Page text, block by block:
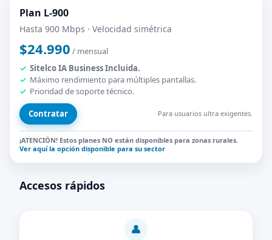
Plan L-900
Hasta 900 Mbps · Velocidad simétrica
$24.990 / mensual
Sitelco IA Business Incluida.
Máximo rendimiento para múltiples pantallas.
Prioridad de soporte técnico.
Contratar Para usuarios ultra exigentes.
¡ATENCIÓN! Estos planes NO están disponibles para zonas rurales.
Ver aquí la opción disponible para su sector
Accesos rápidos
👤